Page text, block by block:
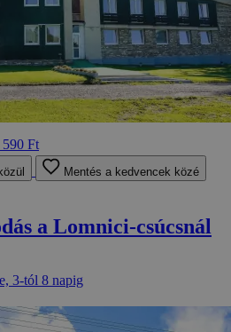
590 Ft
Mentés a kedvencek közé
a Lomnici-csúcsnál
3-tól 8 napig